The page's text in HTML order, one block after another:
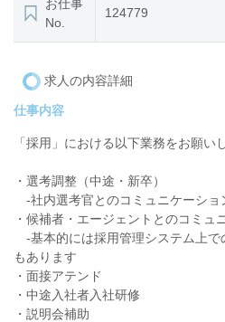
お仕事
No.
124779
求人の内容詳細
仕事内容
「採用」における以下業務をお願い
・選考調整（中途・新卒）
-社内選考官とのコミュニケーショ
・候補者・エージェントとのコミュ
-基本的には採用管理システム上で
もあります
・面接アテンド
・中途入社者入社研修
・説明会補助